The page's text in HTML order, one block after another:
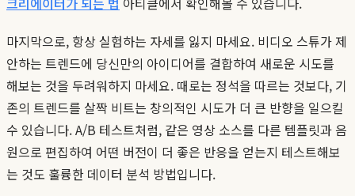
마지막으로, 항상 실험하는 자세를 잃지 마세요. 비디오 스튜가 제
안하는 트렌드에 당신만의 아이디어를 결합하여 새로운 시도를
해보는 것을 두려워하지 마세요. 때로는 정석을 따르는 것보다, 기
존의 트렌드를 살짝 비트는 창의적인 시도가 더 큰 반향을 일으킬
수 있습니다. A/B 테스트처럼, 같은 영상 소스를 다른 템플릿과 음
원으로 편집하여 어떤 버전이 더 좋은 반응을 얻는지 테스트해보
는 것도 훌륭한 데이터 분석 방법입니다.